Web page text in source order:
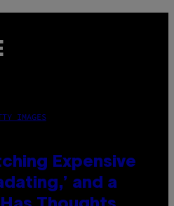
IMAGES
Expensive
and a